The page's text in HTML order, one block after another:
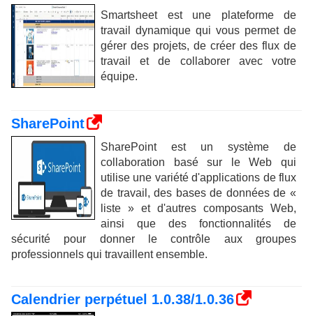
Smartsheet est une plateforme de
travail dynamique qui vous permet de
gérer des projets, de créer des flux de
travail et de collaborer avec votre
équipe.
SharePoint
SharePoint est un système de
collaboration basé sur le Web qui
utilise une variété d'applications de flux
de travail, des bases de données de «
liste » et d'autres composants Web,
ainsi que des fonctionnalités de
sécurité pour donner le contrôle aux groupes
professionnels qui travaillent ensemble.
Calendrier perpétuel 1.0.38/1.0.36